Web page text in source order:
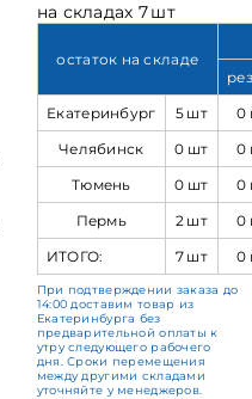
на складах 7 шт
остаток на складе
Екатеринбург
5 шт
0
Челябинск
0 шт
0
Тюмень
0 шт
0
Пермь
2 шт
0
ИТОГО:
7 шт 0
При подтверждении заказа до
14:00 доставим товар из
Екатеринбурга без
предварительной оплаты к
утру следующего рабочего
дня. Сроки перемещения
между другими складами
уточняйте у менеджеров.